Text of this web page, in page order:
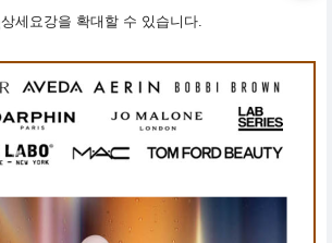
상세요강을 확대할 수 있습니다.